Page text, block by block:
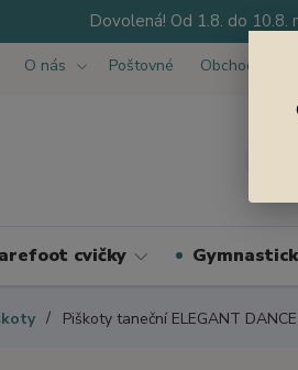
Dovolená! Od 1.8. do
O nás Poštovné Obchodní
cvičky
Piškoty taneční ELEGANT